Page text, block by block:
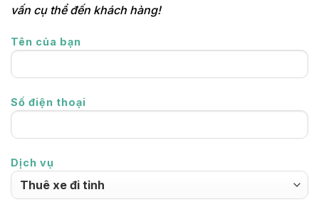
vấn cụ thể đến khách hàng!
Tên của bạn
Số điện thoại
Dịch vụ